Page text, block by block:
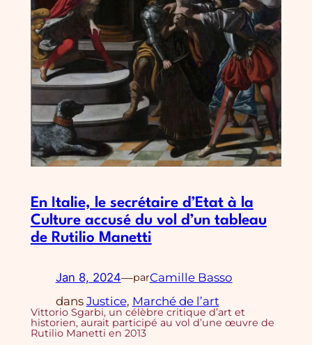
En Italie, le secrétaire d’Etat à la
Culture accusé du vol d’un tableau
de Rutilio Manetti
Jan 8, 2024—parCamille Basso
dans Justice, Marché de l’art
Vittorio Sgarbi, un célèbre critique d’art et
historien, aurait participé au vol d’une œuvre de
Rutilio Manetti en 2013